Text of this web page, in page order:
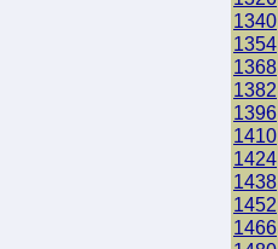
1340
1354
1368
1382
1396
1410
1424
1438
1452
1466